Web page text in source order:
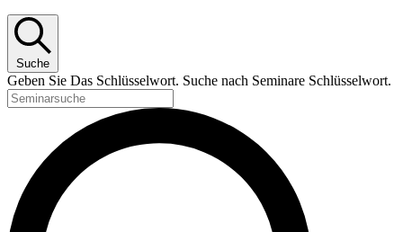
Suche
Geben Sie Das Schlüsselwort. Suche nach Seminare Schlüsselwort.